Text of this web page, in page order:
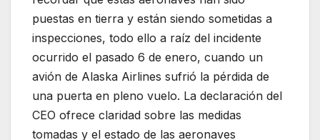
puestas en tierra y están siendo sometidas a
inspecciones, todo ello a raíz del incidente
ocurrido el pasado 6 de enero, cuando un
avión de Alaska Airlines sufrió la pérdida de
una puerta en pleno vuelo. La declaración del
CEO ofrece claridad sobre las medidas
tomadas y el estado de las aeronaves